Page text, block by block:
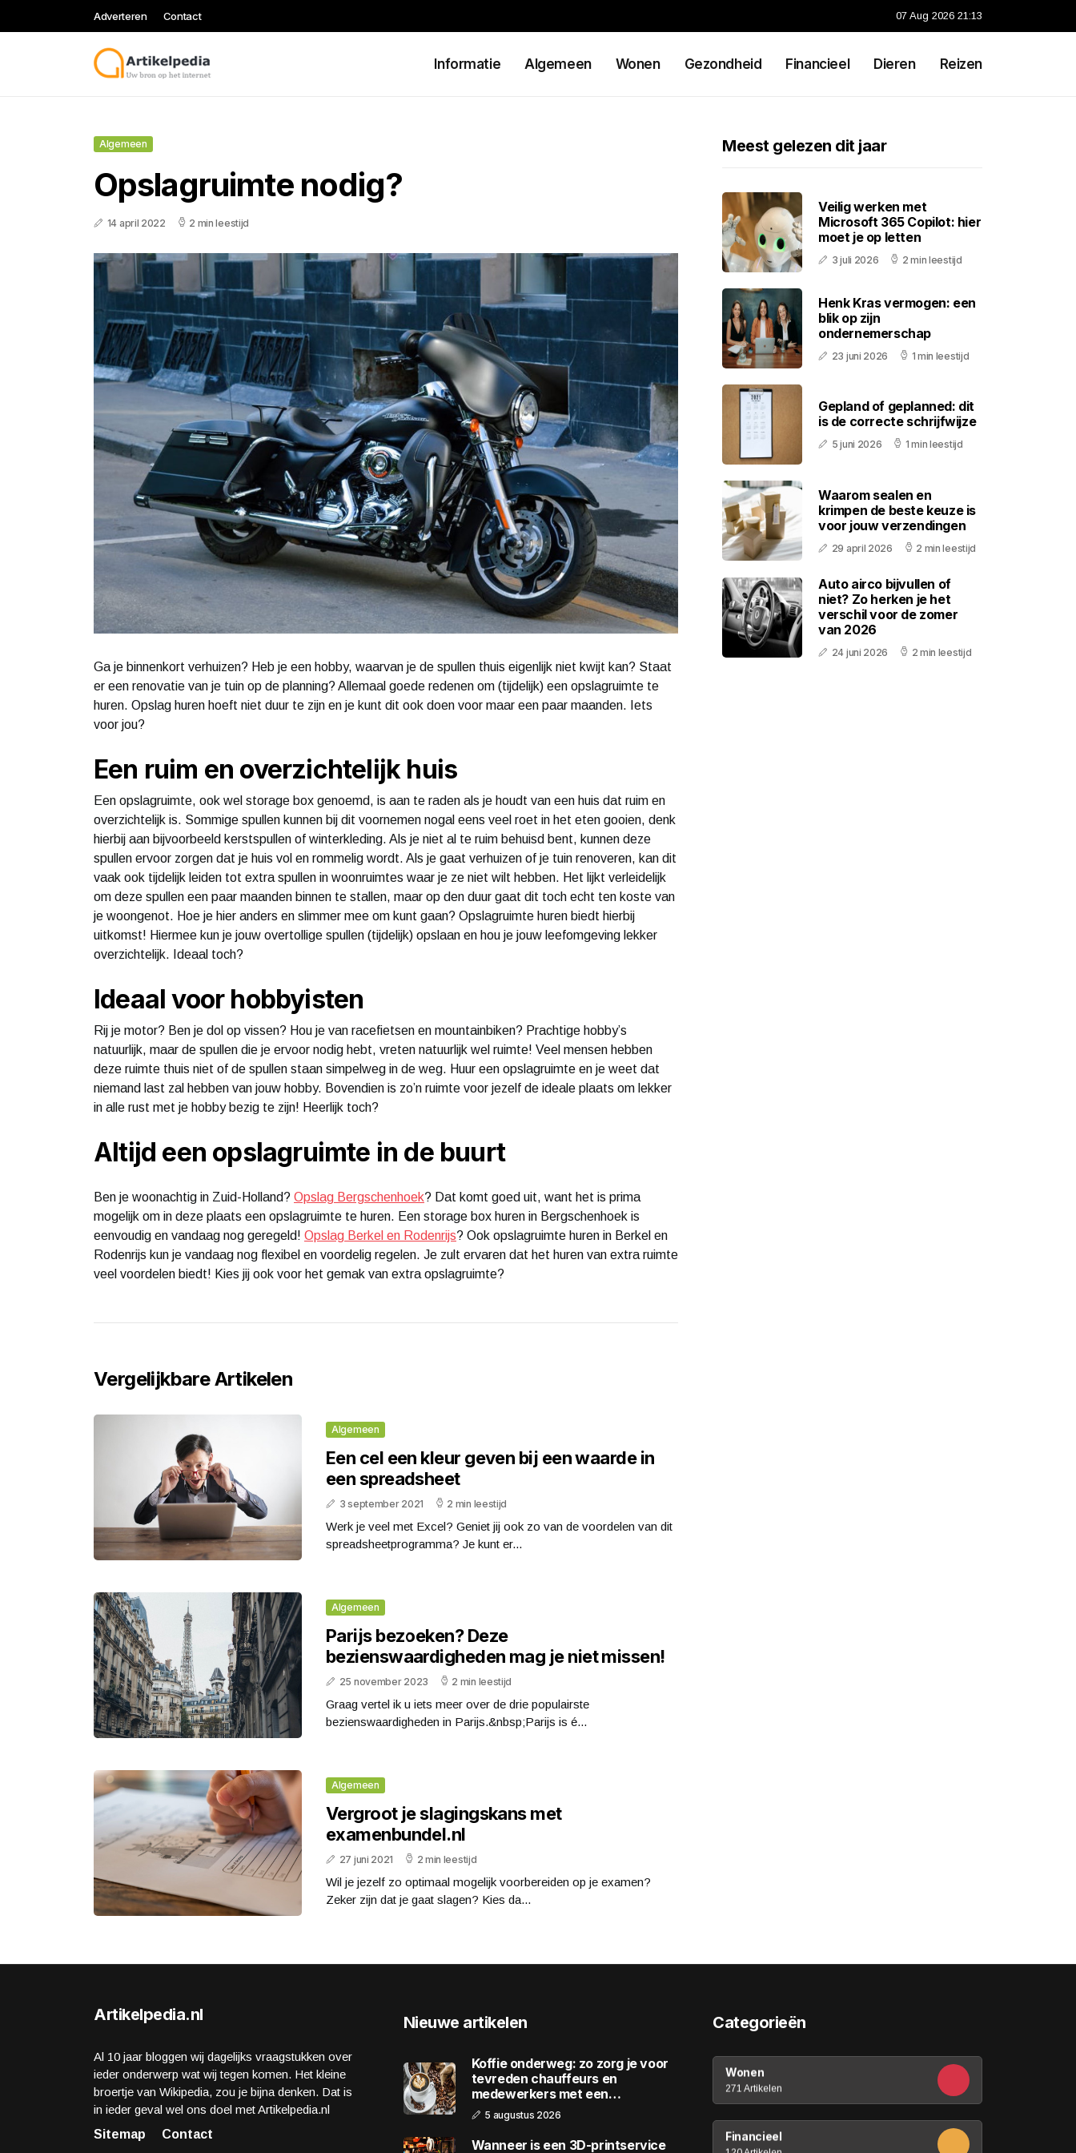
Adverteren Contact 07 Aug 2026 21:13
Informatie Algemeen Wonen Gezondheid Financieel Dieren Reizen
Algemeen
Opslagruimte nodig?
14 april 2022 2 min leestijd
Ga je binnenkort verhuizen? Heb je een hobby, waarvan je de spullen thuis eigenlijk niet kwijt kan? Staat
er een renovatie van je tuin op de planning? Allemaal goede redenen om (tijdelijk) een opslagruimte te
huren. Opslag huren hoeft niet duur te zijn en je kunt dit ook doen voor maar een paar maanden. Iets
voor jou?
Een ruim en overzichtelijk huis
Een opslagruimte, ook wel storage box genoemd, is aan te raden als je houdt van een huis dat ruim en
overzichtelijk is. Sommige spullen kunnen bij dit voornemen nogal eens veel roet in het eten gooien, denk
hierbij aan bijvoorbeeld kerstspullen of winterkleding. Als je niet al te ruim behuisd bent, kunnen deze
spullen ervoor zorgen dat je huis vol en rommelig wordt. Als je gaat verhuizen of je tuin renoveren, kan dit
vaak ook tijdelijk leiden tot extra spullen in woonruimtes waar je ze niet wilt hebben. Het lijkt verleidelijk
om deze spullen een paar maanden binnen te stallen, maar op den duur gaat dit toch echt ten koste van
je woongenot. Hoe je hier anders en slimmer mee om kunt gaan? Opslagruimte huren biedt hierbij
uitkomst! Hiermee kun je jouw overtollige spullen (tijdelijk) opslaan en hou je jouw leefomgeving lekker
overzichtelijk. Ideaal toch?
Ideaal voor hobbyisten
Rij je motor? Ben je dol op vissen? Hou je van racefietsen en mountainbiken? Prachtige hobby’s
natuurlijk, maar de spullen die je ervoor nodig hebt, vreten natuurlijk wel ruimte! Veel mensen hebben
deze ruimte thuis niet of de spullen staan simpelweg in de weg. Huur een opslagruimte en je weet dat
niemand last zal hebben van jouw hobby. Bovendien is zo’n ruimte voor jezelf de ideale plaats om lekker
in alle rust met je hobby bezig te zijn! Heerlijk toch?
Altijd een opslagruimte in de buurt
Ben je woonachtig in Zuid-Holland? Opslag Bergschenhoek? Dat komt goed uit, want het is prima
mogelijk om in deze plaats een opslagruimte te huren. Een storage box huren in Bergschenhoek is
eenvoudig en vandaag nog geregeld! Opslag Berkel en Rodenrijs? Ook opslagruimte huren in Berkel en
Rodenrijs kun je vandaag nog flexibel en voordelig regelen. Je zult ervaren dat het huren van extra ruimte
veel voordelen biedt! Kies jij ook voor het gemak van extra opslagruimte?
Vergelijkbare Artikelen
Algemeen
Een cel een kleur geven bij een waarde in
een spreadsheet
3 september 2021 2 min leestijd
Werk je veel met Excel? Geniet jij ook zo van de voordelen van dit
spreadsheetprogramma? Je kunt er...
Algemeen
Parijs bezoeken? Deze
bezienswaardigheden mag je niet missen!
25 november 2023 2 min leestijd
Graag vertel ik u iets meer over de drie populairste
bezienswaardigheden in Parijs.&nbsp;Parijs is é...
Algemeen
Vergroot je slagingskans met
examenbundel.nl
27 juni 2021 2 min leestijd
Wil je jezelf zo optimaal mogelijk voorbereiden op je examen?
Zeker zijn dat je gaat slagen? Kies da...
Meest gelezen dit jaar
Veilig werken met
Microsoft 365 Copilot: hier
moet je op letten
3 juli 2026 2 min leestijd
Henk Kras vermogen: een
blik op zijn
ondernemerschap
23 juni 2026 1 min leestijd
Gepland of geplanned: dit
is de correcte schrijfwijze
5 juni 2026 1 min leestijd
Waarom sealen en
krimpen de beste keuze is
voor jouw verzendingen
29 april 2026 2 min leestijd
Auto airco bijvullen of
niet? Zo herken je het
verschil voor de zomer
van 2026
24 juni 2026 2 min leestijd
Artikelpedia.nl
Al 10 jaar bloggen wij dagelijks vraagstukken over
ieder onderwerp wat wij tegen komen. Het kleine
broertje van Wikipedia, zou je bijna denken. Dat is
in ieder geval wel ons doel met Artikelpedia.nl
Sitemap
Contact
Nieuwe artikelen
Koffie onderweg: zo zorg je voor
tevreden chauffeurs en
medewerkers met een
wagenpark
5 augustus 2026
Wanneer is een 3D-printservice
Categorieën
Wonen
271 Artikelen
Financieel